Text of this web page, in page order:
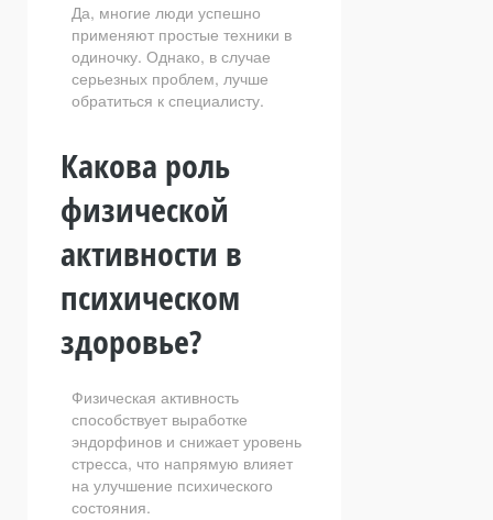
Да, многие люди успешно
применяют простые техники в
одиночку. Однако, в случае
серьезных проблем, лучше
обратиться к специалисту.
Какова роль
физической
активности в
психическом
здоровье?
Физическая активность
способствует выработке
эндорфинов и снижает уровень
стресса, что напрямую влияет
на улучшение психического
состояния.